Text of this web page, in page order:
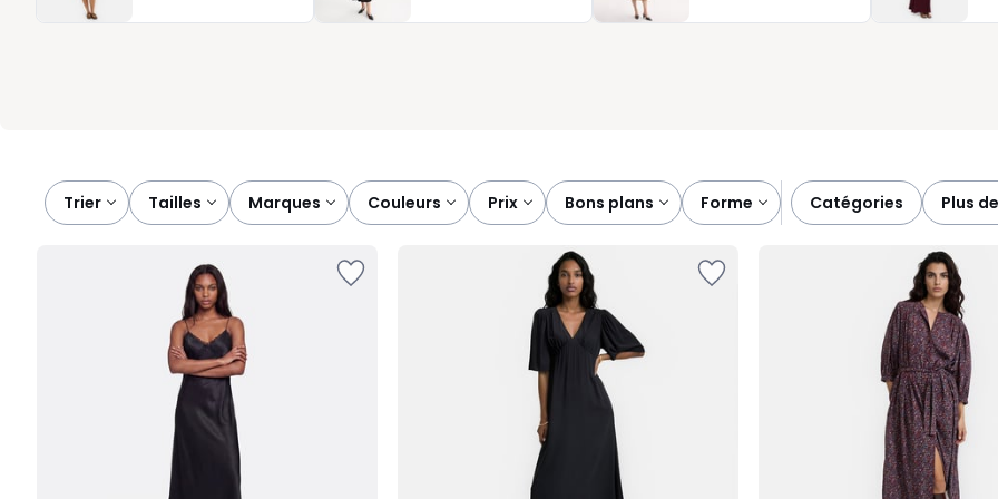
fleuri, à vous de choisir la robe longue qui suit vos envies et met en valeur votre silhouette.
Trier
tailles marques couleurs prix bons plans forme catégories plus